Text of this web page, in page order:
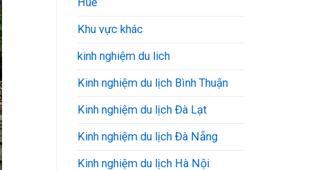
Huế
Khu vực khác
kinh nghiệm du lich
Kinh nghiệm du lịch Bình Thuận
Kinh nghiệm du lịch Đà Lạt
Kinh nghiệm du lịch Đà Nẵng
Kinh nghiệm du lịch Hà Nội